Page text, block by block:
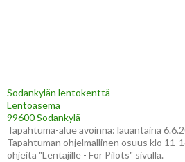
Sodankylän lentokenttä
Lentoasema
99600 Sodankylä
Tapahtuma-alue avoinna: lauantaina
Tapahtuman ohjelmallinen osuus klo 11-
ohjeita "Lentäjille - For Pilots" sivulla.